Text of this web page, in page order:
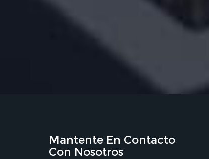
Mantente En Contacto
Con Nosotros